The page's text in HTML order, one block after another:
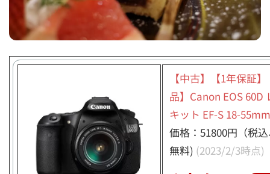
【中古】【1年保証
品】Canon EOS 60D
キット EF-S 18-
価格：51800円（税
無料) (2023/2/3時点)